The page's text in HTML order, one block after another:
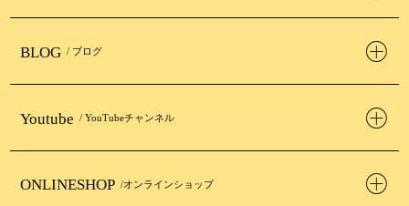
BLOG / ブログ
Youtube / YouTubeチャンネル
ONLINESHOP /オンラインショップ